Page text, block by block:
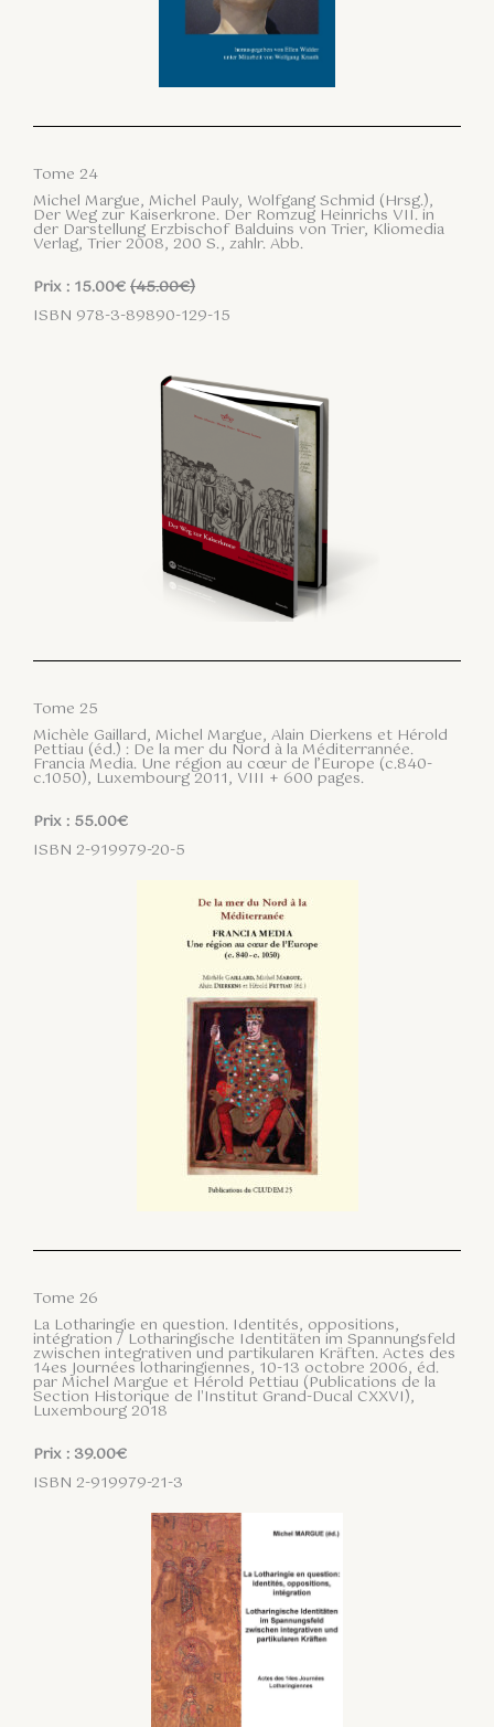
Tome 24
Michel Margue, Michel Pauly, Wolfgang Schmid (Hrsg.),
Der Weg zur Kaiserkrone. Der Romzug Heinrichs VII. in
der Darstellung Erzbischof Balduins von Trier, Kliomedia
Verlag, Trier 2008, 200 S., zahlr. Abb.
Prix : 15.00€(45.00€)
ISBN 978-3-89890-129-15
Tome 25
Michèle Gaillard, Michel Margue, Alain Dierkens et Hérold
Pettiau (éd.) : De la mer du Nord à la Méditerrannée.
Francia Media. Une région au cœur de l’Europe (c.840-
c.1050), Luxembourg 2011, VIII + 600 pages.
Prix : 55.00€
ISBN 2-919979-20-5
Tome 26
La Lotharingie en question. Identités, oppositions,
intégration / Lotharingische Identitäten im Spannungsfeld
zwischen integrativen und partikularen Kräften. Actes des
14es Journées lotharingiennes, 10-13 octobre 2006, éd.
par Michel Margue et Hérold Pettiau (Publications de la
Section Historique de l'Institut Grand-Ducal CXXVI),
Luxembourg 2018
Prix : 39.00€
ISBN 2-919979-21-3